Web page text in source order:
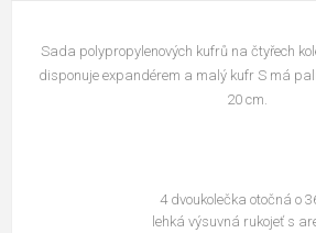
Sada polypropylenových kufrů na čtyřech
disponuje expandérem a malý kufr S má
20 cm.
4 dvoukolečka otočná o
lehká výsuvná rukojeť s